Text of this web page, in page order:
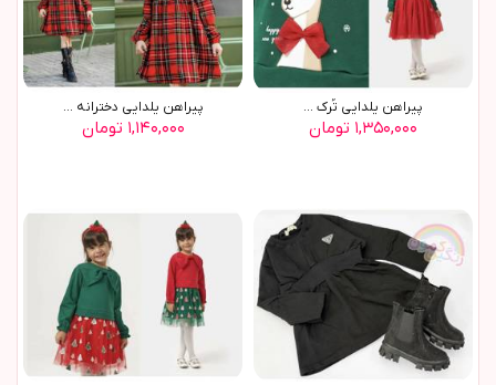
پيراهن يلدايي تُرک ...
۱,۳۵۰,۰۰۰ تومان
پيراهن يلدايي دخترانه ...
۱,۱۴۰,۰۰۰ تومان